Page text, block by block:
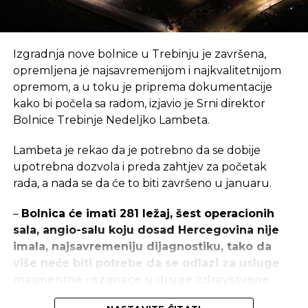
Izgradnja nove bolnice u Trebinju je završena,
opremljena je najsavremenijom i najkvalitetnijom
opremom, a u toku je priprema dokumentacije
kako bi počela sa radom, izjavio je Srni direktor
Bolnice Trebinje Nedeljko Lambeta.
Lambeta je rekao da je potrebno da se dobije
upotrebna dozvola i preda zahtjev za početak
rada, a nada se da će to biti završeno u januaru.
– Bolnica će imati 281 ležaj, šest operacionih
sala, angio-salu koju dosad Hercegovina nije
imala, najsavremeniju dijagnostiku, tako da
više neće biti potrebe da se odlazi za usluge
– naglasio je Lambeta.